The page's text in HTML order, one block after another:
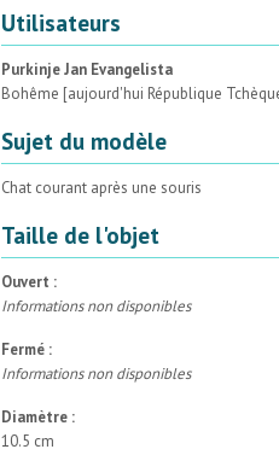
Utilisateurs
Purkinje Jan Evangelista
Bohême [aujourd'hui République
Sujet du modèle
Chat courant après une souris
Taille de l'objet
Ouvert :
Informations non disponibles
Fermé :
Informations non disponibles
Diamètre :
10.5 cm